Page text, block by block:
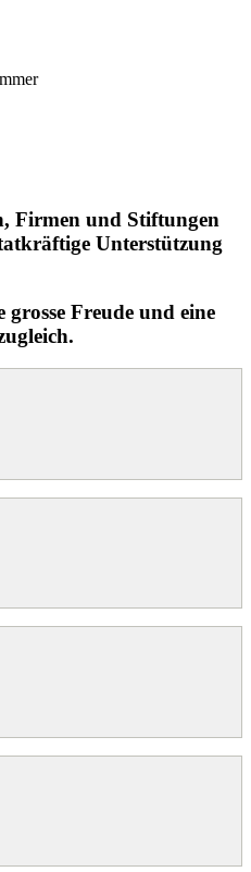
Firmen und Stiftungen
Unterstützung
Freude und eine